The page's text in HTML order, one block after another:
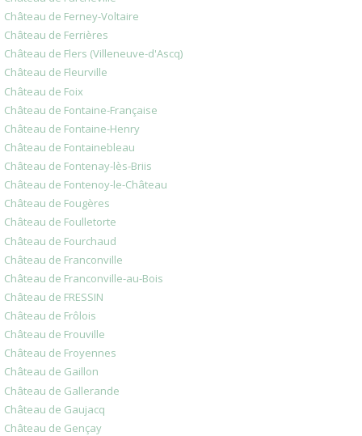
Château de Ferney-Voltaire
Château de Ferrières
Château de Flers (Villeneuve-d'Ascq)
Château de Fleurville
Château de Foix
Château de Fontaine-Française
Château de Fontaine-Henry
Château de Fontainebleau
Château de Fontenay-lès-Briis
Château de Fontenoy-le-Château
Château de Fougères
Château de Foulletorte
Château de Fourchaud
Château de Franconville
Château de Franconville-au-Bois
Château de FRESSIN
Château de Frôlois
Château de Frouville
Château de Froyennes
Château de Gaillon
Château de Gallerande
Château de Gaujacq
Château de Gençay